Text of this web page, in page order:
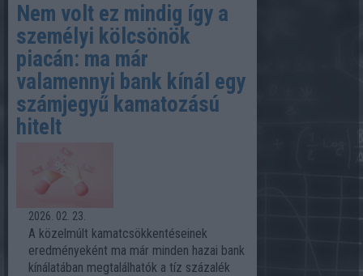
Nem volt ez mindig így a
személyi kölcsönök
piacán: ma már
valamennyi bank kínál egy
számjegyű kamatozású
hitelt
2026. 02. 23.
A közelmúlt kamatcsökkentéseinek
eredményeként ma már minden hazai bank
kínálatában megtalálhatók a tíz százalék